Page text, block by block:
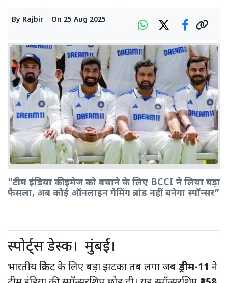
By Rajbir On 25 Aug 2025
“टीम इंडिया की इमेज को बचाने के लिए BCCI ने लिया बड़ा
फैसला, अब कोई ऑनलाइन गेमिंग ब्रांड नहीं बनेगा स्पॉन्सर”
स्पोर्ट्स डेस्क। मुंबई।
भारतीय क्रिकेट के लिए बड़ा झटका तब लगा जबड्रीम-11 ने